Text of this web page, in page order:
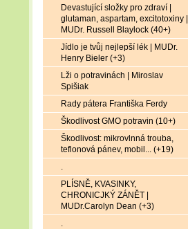
Devastující složky pro zdraví |
glutaman, aspartam, excitotoxiny |
MUDr. Russell Blaylock (40+)
Jídlo je tvůj nejlepší lék | MUDr.
Henry Bieler (+3)
Lži o potravinách | Miroslav
Spišiak
Rady pátera Františka Ferdy
Škodlivost GMO potravin (10+)
Škodlivost: mikrovlnná trouba,
teflonová pánev, mobil... (+19)
.
PLÍSNĚ, KVASINKY,
CHRONICJKÝ ZÁNĚT |
MUDr.Carolyn Dean (+3)
.